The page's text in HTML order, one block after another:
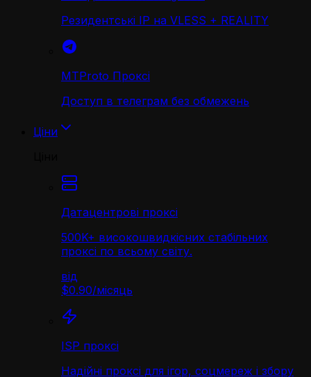
Резидентські IP на VLESS + REALITY
MTProto Проксі
Доступ в телеграм без обмежень
Ціни
Датацентрові проксі
500K+ високошвидкісних стабільних
проксі по всьому світу.
від
$0.90/місяць
ISP проксі
Надійні проксі для ігор, соцмереж і збору